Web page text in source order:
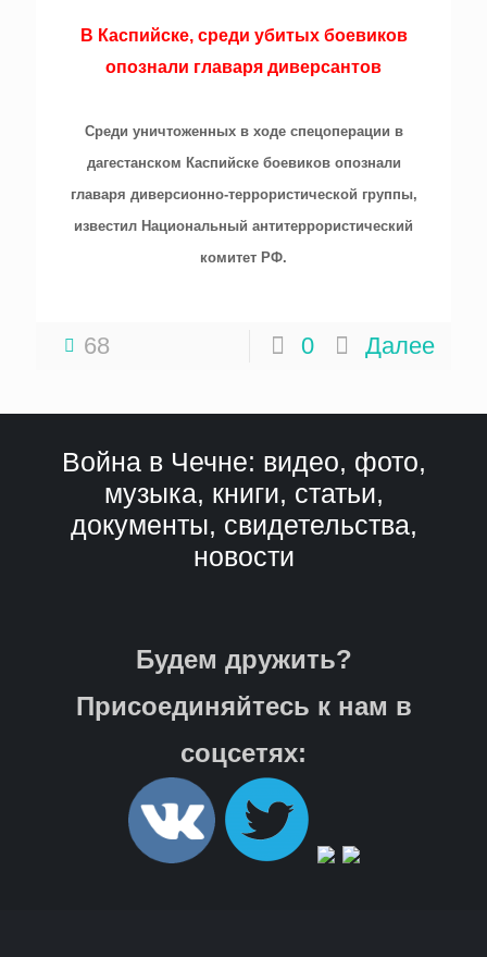
В Каспийске, среди убитых боевиков
опознали главаря диверсантов
Среди уничтоженных в ходе спецоперации в
дагестанском Каспийске боевиков опознали
главаря диверсионно-террористической группы,
известил Национальный антитеррористический
комитет РФ.
68 0 Далее
Война в Чечне: видео, фото,
музыка, книги, статьи,
документы, свидетельства,
новости
Будем дружить?
Присоединяйтесь к нам в
соцсетях: